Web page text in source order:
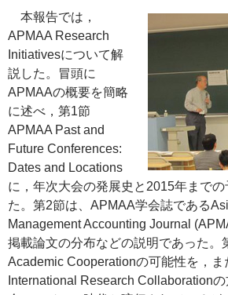
本報告では，
APMAA Research
Initiativesについて解
説した。冒頭に
APMAAの概要を簡略
に述べ，第1節
APMAA Past and
Future Conferences:
Dates and Locations
に，年次大会の発展史と2015年まで
た。第2節は、APMAA学会誌である
Management Accounting Journal
掲載論文の分布などの説明であった。
Academic Cooperationの可能性を，ま
International Research Collaboration